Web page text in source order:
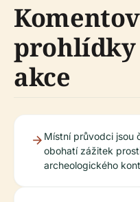
prohlídky
akce
Místní průvodci jsou
obohatí zážitek
archeologického